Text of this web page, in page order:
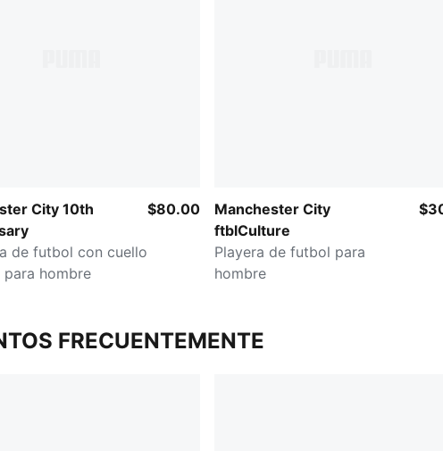
City 10th
de futbol con cuello
para hombre
$80.00
Manchester City
ftblCulture
Playera de futbol para
hombre
FRECUENTEMENTE